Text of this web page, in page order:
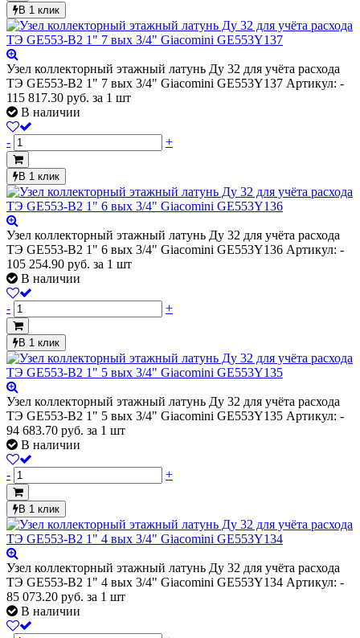
В 1 клик
Узел коллекторный этажный латунь Ду 32 для учёта расхода
ТЭ GE553-B2 1" 7 вых 3/4" Giacomini GE553Y137 Артикул: -
115 817.30 руб. за 1 шт
В наличии
- +
В 1 клик
Узел коллекторный этажный латунь Ду 32 для учёта расхода
ТЭ GE553-B2 1" 6 вых 3/4" Giacomini GE553Y136 Артикул: -
105 254.90 руб. за 1 шт
В наличии
- +
В 1 клик
Узел коллекторный этажный латунь Ду 32 для учёта расхода
ТЭ GE553-B2 1" 5 вых 3/4" Giacomini GE553Y135 Артикул: -
94 683.70 руб. за 1 шт
В наличии
- +
В 1 клик
Узел коллекторный этажный латунь Ду 32 для учёта расхода
ТЭ GE553-B2 1" 4 вых 3/4" Giacomini GE553Y134 Артикул: -
85 073.20 руб. за 1 шт
В наличии